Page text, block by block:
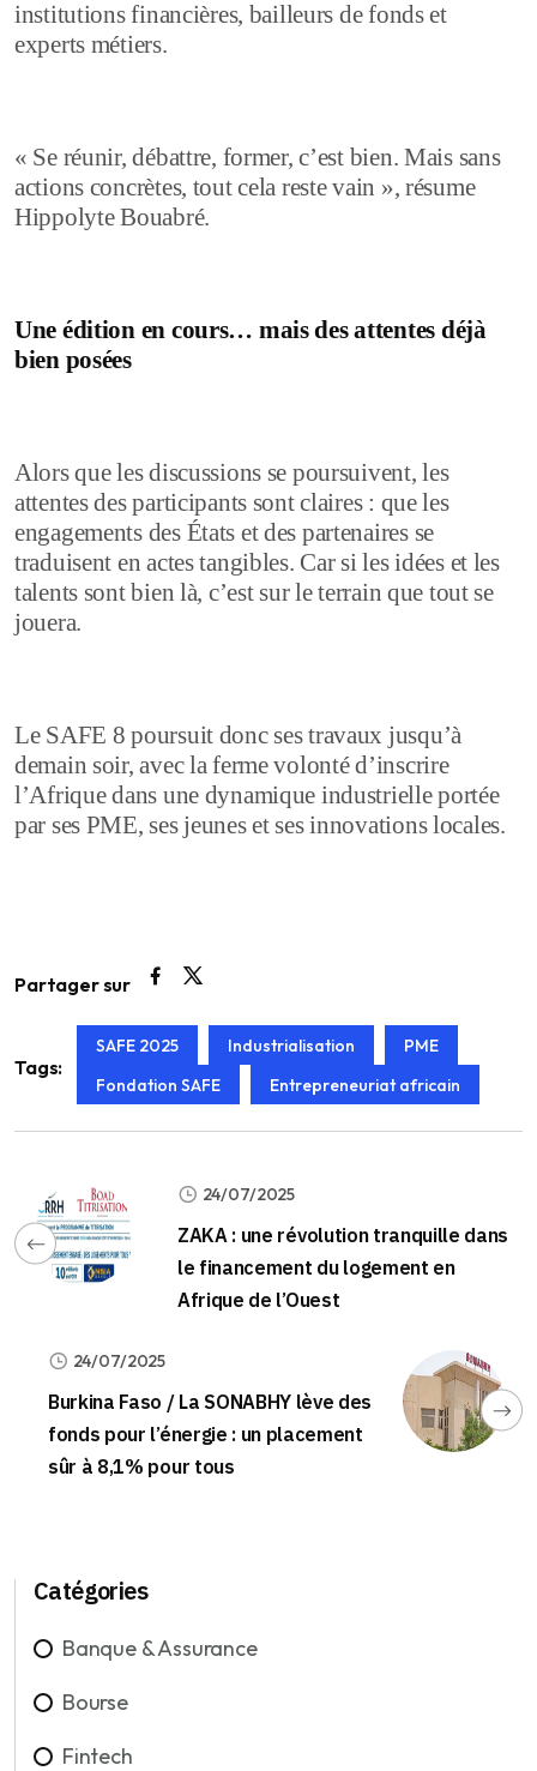
institutions financières, bailleurs de fonds et
experts métiers.
« Se réunir, débattre, former, c’est bien. Mais sans
actions concrètes, tout cela reste vain », résume
Hippolyte Bouabré.
Une édition en cours… mais des attentes déjà
bien posées
Alors que les discussions se poursuivent, les
attentes des participants sont claires : que les
engagements des États et des partenaires se
traduisent en actes tangibles. Car si les idées et les
talents sont bien là, c’est sur le terrain que tout se
jouera.
Le SAFE 8 poursuit donc ses travaux jusqu’à
demain soir, avec la ferme volonté d’inscrire
l’Afrique dans une dynamique industrielle portée
par ses PME, ses jeunes et ses innovations locales.
Partager sur
Tags:
SAFE 2025 Industrialisation
PME
Fondation SAFE
Entrepreneuriat africain
24/07/2025
ZAKA : une révolution tranquille dans
le financement du logement en
Afrique de l’Ouest
24/07/2025
Burkina Faso / La SONABHY lève des
fonds pour l’énergie : un placement
sûr à 8,1% pour tous
Catégories
Banque & Assurance
Bourse
Fintech